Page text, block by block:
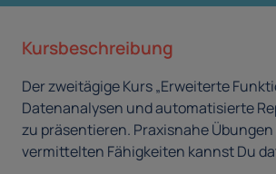
Kursbeschreibung
Der zweitägige Kurs „Erweiterte
Datenanalysen und automatisierte
zu präsentieren. Praxisnahe
vermittelten Fähigkeiten kannst Du